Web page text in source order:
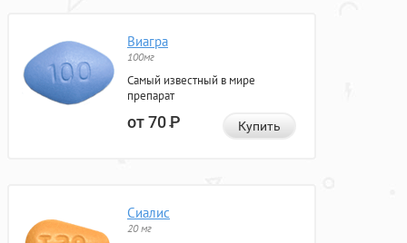
Виагра
100мг
Самый известный в мире
препарат
от 70Р Купить
Сиалис
20 мг